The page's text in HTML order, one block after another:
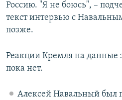
Россию. "Я не боюсь", –
текст интервью с
позже.
Реакции Кремля на данные
пока нет.
Алексей Навальный был